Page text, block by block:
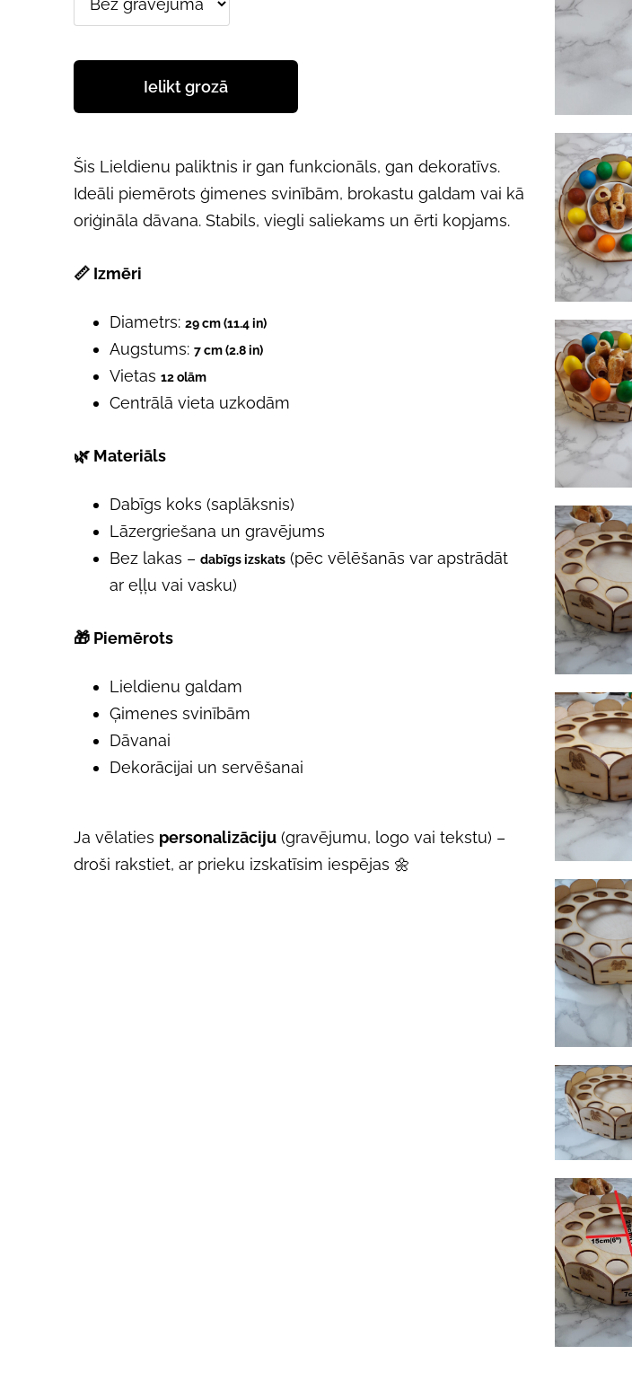
Ielikt grozā
Šis Lieldienu paliktnis ir gan funkcionāls, gan dekoratīvs.
Ideāli piemērots ģimenes svinībām, brokastu galdam vai kā
oriģināla dāvana. Stabils, viegli saliekams un ērti kopjams.
📏 Izmēri
Diametrs: 29 cm (11.4 in)
Augstums: 7 cm (2.8 in)
Vietas 12 olām
Centrālā vieta uzkodām
🌿 Materiāls
Dabīgs koks (saplāksnis)
Lāzergriešana un gravējums
Bez lakas – dabīgs izskats (pēc vēlēšanās var apstrādāt
ar eļļu vai vasku)
🎁 Piemērots
Lieldienu galdam
Ģimenes svinībām
Dāvanai
Dekorācijai un servēšanai
Ja vēlaties personalizāciju (gravējumu, logo vai tekstu) –
droši rakstiet, ar prieku izskatīsim iespējas 🌼